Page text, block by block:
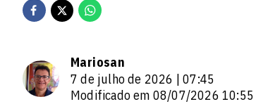
Mariosan
7 de julho de 2026 | 07:45
Modificado em 08/07/2026 10:55